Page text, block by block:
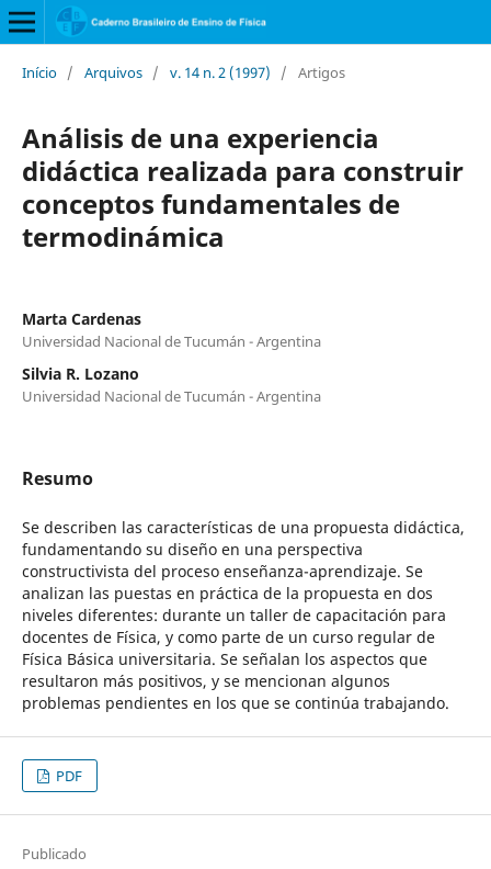
Início / Arquivos / v. 14 n. 2 (1997) / Artigos
Análisis de una experiencia
didáctica realizada para construir
conceptos fundamentales de
termodinámica
Marta Cardenas
Universidad Nacional de Tucumán - Argentina
Silvia R. Lozano
Universidad Nacional de Tucumán - Argentina
Resumo
Se describen las características de una propuesta didáctica,
fundamentando su diseño en una perspectiva
constructivista del proceso enseñanza-aprendizaje. Se
analizan las puestas en práctica de la propuesta en dos
niveles diferentes: durante un taller de capacitación para
docentes de Física, y como parte de un curso regular de
Física Básica universitaria. Se señalan los aspectos que
resultaron más positivos, y se mencionan algunos
problemas pendientes en los que se continúa trabajando.
PDF
Publicado